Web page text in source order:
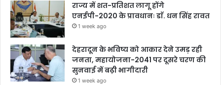
राज्य में शत-प्रतिशत लागू होंगे
एनईपी-2020 के प्रावधानः डाॅ. धन सिंह रावत
1 week ago
देहरादून के भविष्य को आकार देने उमड़ रही
जनता, महायोजना-2041 पर दूसरे चरण की
सुनवाई में बढ़ी भागीदारी
1 week ago